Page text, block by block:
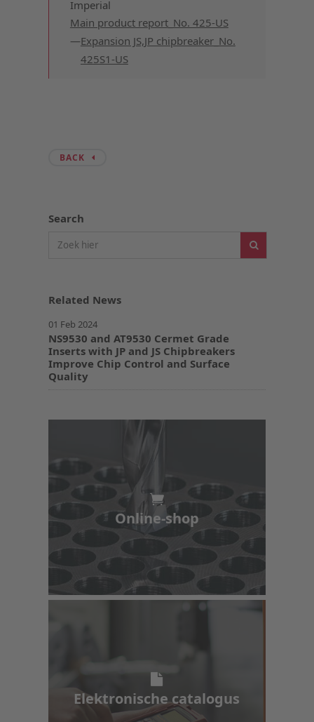
Imperial
Main product report_No. 425-US
Expansion JS,JP chipbreaker_No.
425S1-US
BACK
Search
Related News
01 Feb 2024
NS9530 and AT9530 Cermet Grade
Inserts with JP and JS Chipbreakers
Improve Chip Control and Surface
Quality
Online-shop
Online-shop
Elektronische catalogus
Elektronische catalogus